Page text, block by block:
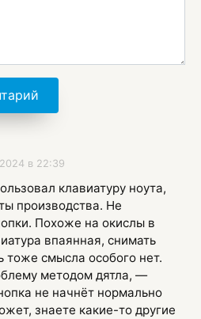
в 22:39
клавиатуру ноута,
производства. Не
Похоже на окислы в
впаянная, снимать
тоже смысла особого нет.
методом дятла, —
не начнёт нормально
знаете какие-то другие